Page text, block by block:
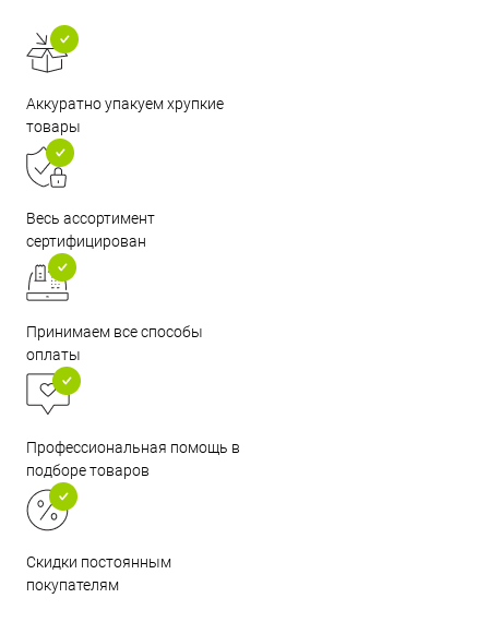
Аккуратно упакуем хрупкие
товары
Весь ассортимент
сертифицирован
Принимаем все способы
оплаты
Профессиональная помощь в
подборе товаров
Скидки постоянным
покупателям